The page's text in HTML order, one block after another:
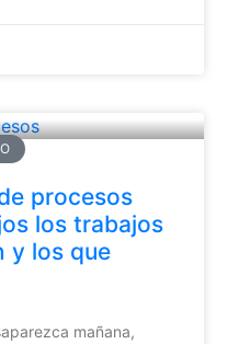
procesos
los trabajos
y los que
mañana,